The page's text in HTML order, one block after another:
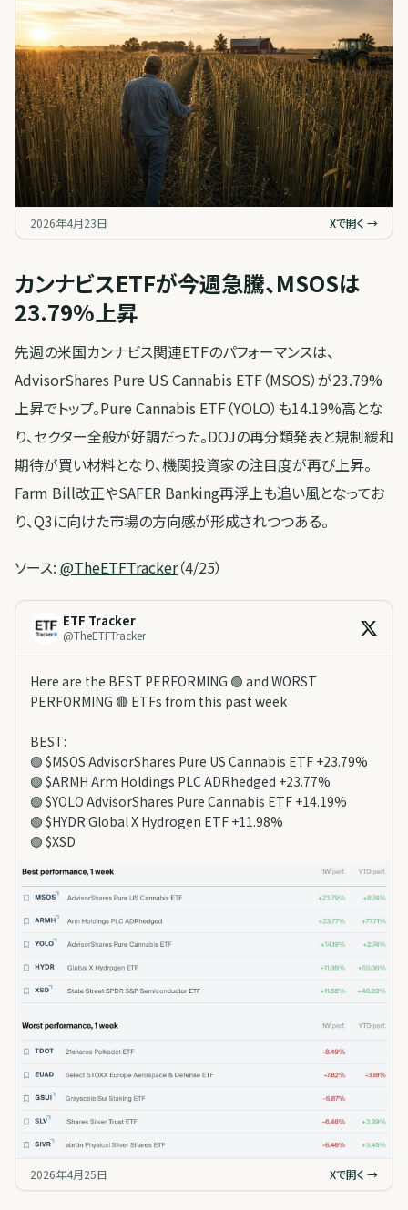
2026年4月23日 Xで開く →
カンナビスETFが今週急騰、MSOSは
23.79%上昇
先週の米国カンナビス関連ETFのパフォーマンスは、
AdvisorShares Pure US Cannabis ETF（MSOS）が23.79%
上昇でトップ。Pure Cannabis ETF（YOLO）も14.19%高とな
り、セクター全般が好調だった。DOJの再分類発表と規制緩和
期待が買い材料となり、機関投資家の注目度が再び上昇。
Farm Bill改正やSAFER Banking再浮上も追い風となってお
り、Q3に向けた市場の方向感が形成されつつある。
ソース: @TheETFTracker（4/25）
ETF Tracker
@TheETFTracker
Here are the BEST PERFORMING 🟢 and WORST
PERFORMING 🔴 ETFs from this past week
BEST:
🟢 $MSOS AdvisorShares Pure US Cannabis ETF +23.79%
🟢 $ARMH Arm Holdings PLC ADRhedged +23.77%
🟢 $YOLO AdvisorShares Pure Cannabis ETF +14.19%
🟢 $HYDR Global X Hydrogen ETF +11.98%
🟢 $XSD
2026年4月25日 Xで開く →